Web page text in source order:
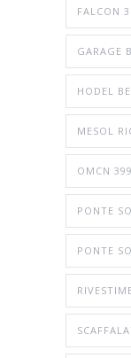
FALCON
GARAGE
HODEL
MESOL
OMCN 399
PONTE
PONTE